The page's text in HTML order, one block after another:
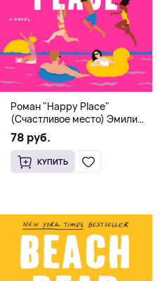
Роман "Happy Place"
(Счастливое место) Эмили
Генри | Твердый переплет
78 руб.
КУПИТЬ